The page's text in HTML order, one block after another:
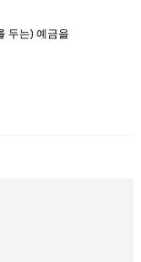
두는) 예금을